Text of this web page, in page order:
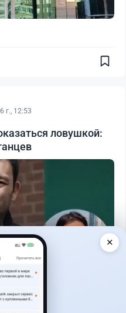
г., 12:53
ловушкой:
✕